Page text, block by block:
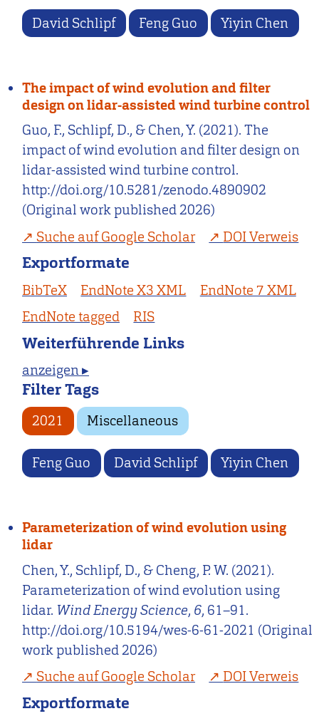
David Schlipf Feng Guo Yiyin Chen
The impact of wind evolution and filter
design on lidar-assisted wind turbine control
Guo, F., Schlipf, D., & Chen, Y. (2021). The
impact of wind evolution and filter design on
lidar-assisted wind turbine control.
http://doi.org/10.5281/zenodo.4890902
(Original work published 2026)
Suche auf Google Scholar
DOI Verweis
Exportformate
BibTeX EndNote X3 XML
EndNote 7 XML
EndNote tagged
RIS
Weiterführende Links
anzeigen ▸
Filter Tags
2021 Miscellaneous
Feng Guo David Schlipf Yiyin Chen
Parameterization of wind evolution using
lidar
Chen, Y., Schlipf, D., & Cheng, P. W. (2021).
Parameterization of wind evolution using
lidar. Wind Energy Science, 6, 61–91.
http://doi.org/10.5194/wes-6-61-2021 (Original
work published 2026)
Suche auf Google Scholar
DOI Verweis
Exportformate